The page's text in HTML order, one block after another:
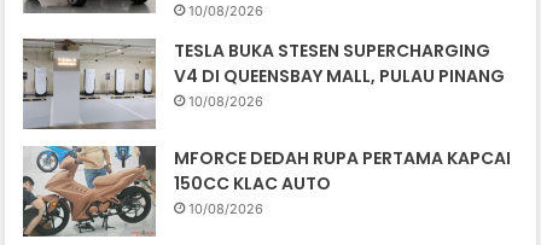
10/08/2026
TESLA BUKA STESEN SUPERCHARGING
V4 DI QUEENSBAY MALL, PULAU PINANG
10/08/2026
MFORCE DEDAH RUPA PERTAMA KAPCAI
150CC KLAC AUTO
10/08/2026